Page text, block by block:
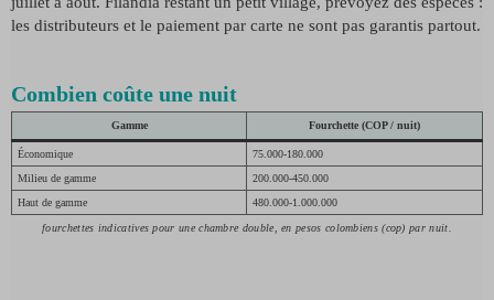
les distributeurs et le paiement par carte ne sont pas garantis partout.
Combien coûte une nuit
Gamme Fourchette (COP / nuit)
Économique
75.000-180.000
Milieu de gamme
200.000-450.000
Haut de gamme
480.000-1.000.000
fourchettes indicatives pour une chambre double, en pesos colombiens (cop) par nuit.